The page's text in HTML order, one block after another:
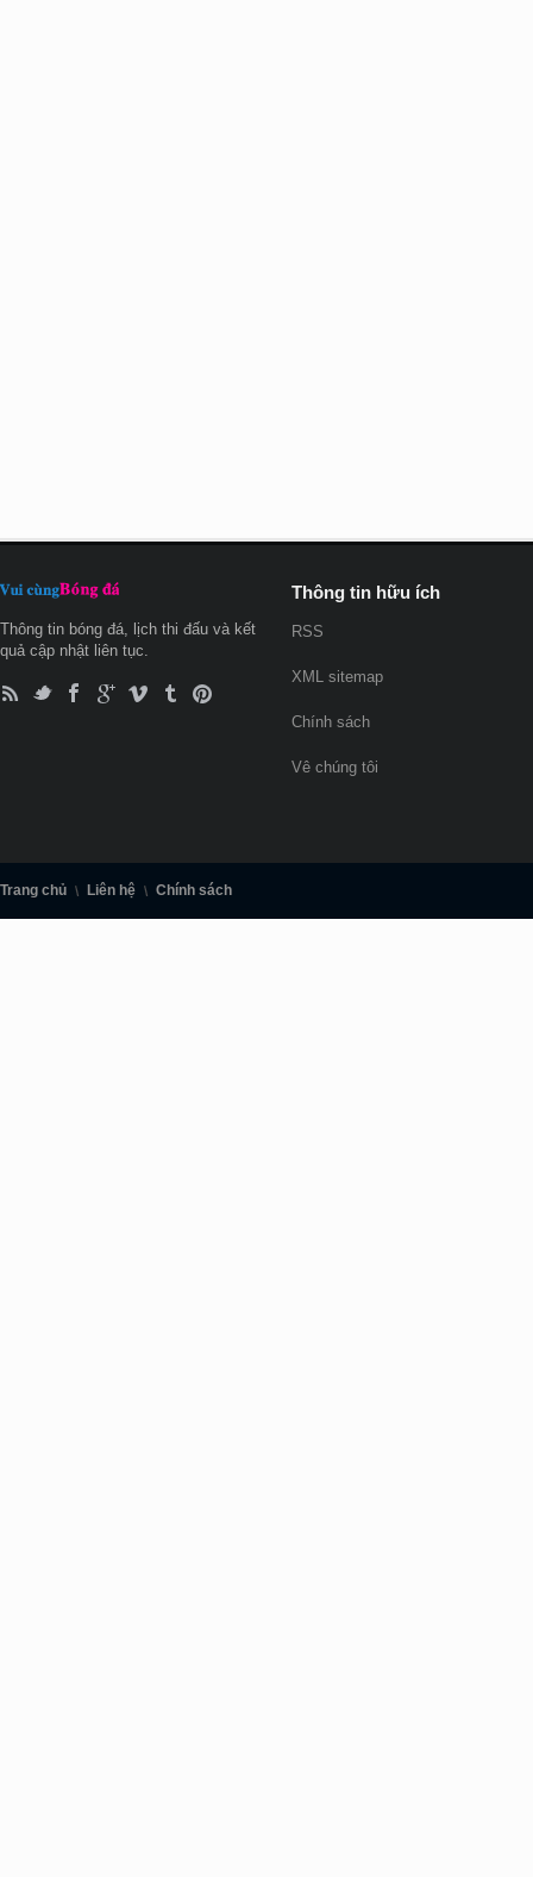
Thông tin bóng đá, lịch thi đấu và kết
quả cập nhật liên tục.
Thông tin hữu ích
RSS
XML sitemap
Chính sách
Vê chúng tôi
Trang chủ Liên hệ Chính sách